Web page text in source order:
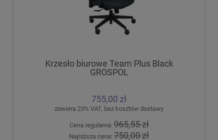
Krzesło biurowe Team Plus Black
GROSPOL
755,00 zł
zawiera 23% VAT, bez kosztów dostawy
Cena regularna:965,55 zł
Najniższa cena: 750,00 zł